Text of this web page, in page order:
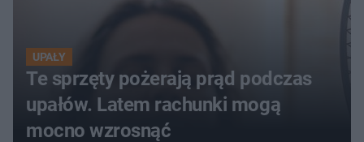
UPAŁY
Te sprzęty pożerają prąd podczas
upałów. Latem rachunki mogą
mocno wzrosnąć